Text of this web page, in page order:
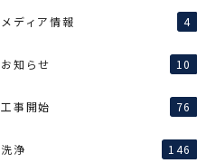
メディア情報 4
お知らせ 10
工事開始 76
洗浄 146